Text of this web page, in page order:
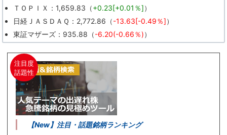
ＴＯＰＩＸ：1,659.83（+0.23[+0.01％]）
日経ＪＡＳＤＡＱ：2,772.86（-13.63[-0.49％]）
東証マザーズ：935.88（-6.20(-0.66％)）
注目度
話題性
【New】注目・話題銘柄ランキング